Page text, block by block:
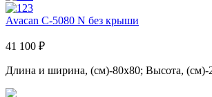
Avacan C-5080 N без крыши
41 100 ₽
Длина и ширина, (см)-80x80; Высота, (см)-